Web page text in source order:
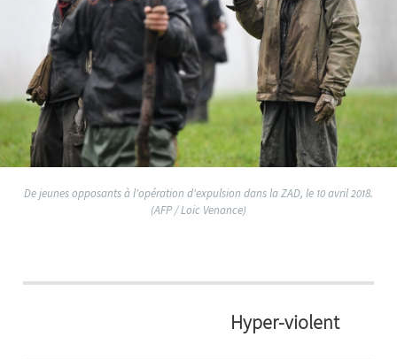
De jeunes opposants à l'opération d'expulsion dans la ZAD, le 10 avril 2018.
(AFP / Loic Venance)
Hyper-violent